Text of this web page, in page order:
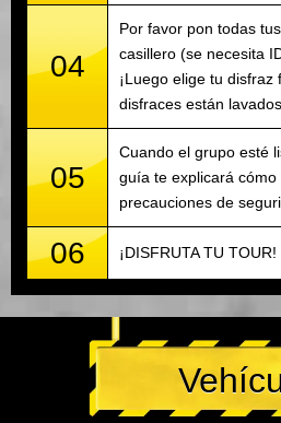
04
Por favor pon todas
casillero (se necesita
¡Luego elige tu disfraz
disfraces están lavados.
05
Cuando el grupo esté
guía te explicará cómo
precauciones de
06 ¡DISFRUTA TU TOUR!